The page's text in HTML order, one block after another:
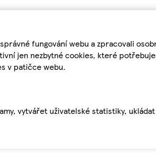
fungování webu a zpracovali
jen nezbytné cookies, které
v patičce webu.
vytvářet uživatelské statistiky,